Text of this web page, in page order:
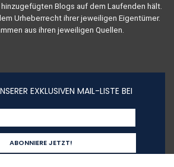
Blogs auf dem Laufenden hält.
Urheberrecht ihrer jeweiligen Eigentümer.
aus ihren jeweiligen Quellen.
EXKLUSIVEN MAIL-LISTE BEI